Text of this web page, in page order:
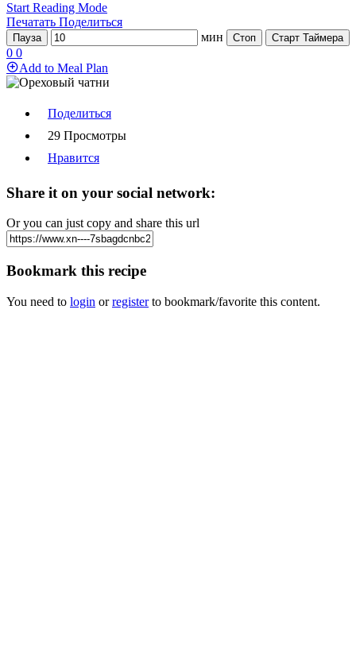
Start Reading Mode
Печатать Поделиться
Пауза мин Стоп Старт Таймера
0 0
Add to Meal Plan
Поделиться
29 Просмотры
Нравится
Share it on your social network:
Or you can just copy and share this url
Bookmark this recipe
You need to login orregisterto bookmark/favorite this content.